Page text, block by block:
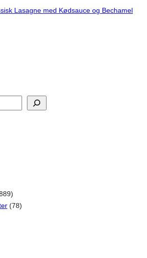
Lasagne med Kødsauce og Bechamel
(78)